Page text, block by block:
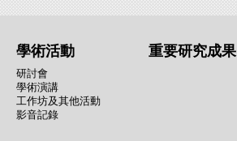
學術活動
研討會
學術演講
工作坊及其他活動
影音記錄
重要研究成果